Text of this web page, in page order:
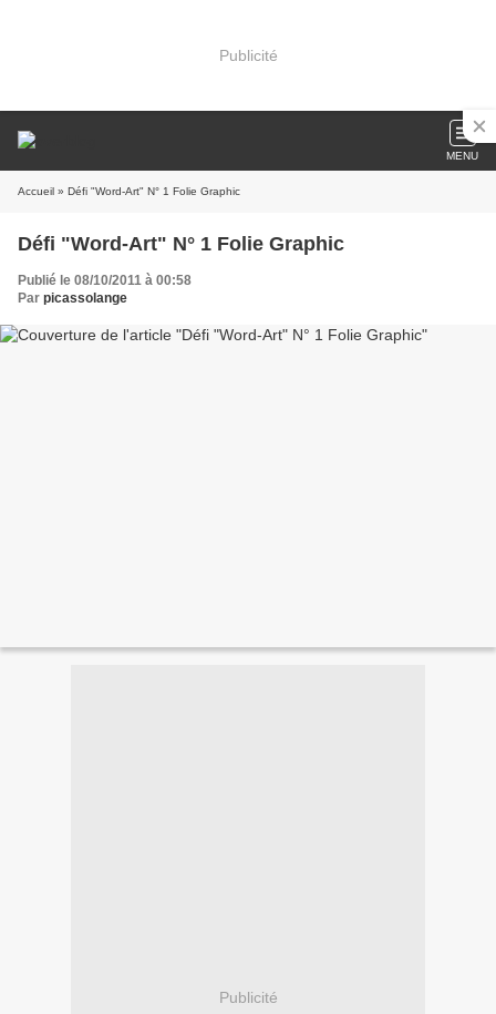
Publicité
MENU
Accueil » Défi "Word-Art" N° 1 Folie Graphic
Défi "Word-Art" N° 1 Folie Graphic
Publié le 08/10/2011 à 00:58
Par picassolange
Publicité